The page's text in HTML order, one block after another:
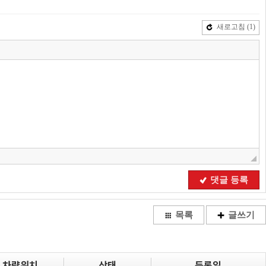
새로고침 (1)
댓글 등록
목록 글쓰기